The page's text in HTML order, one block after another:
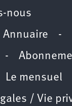
nous
Annuaire -
Le mensuel
/ Vie